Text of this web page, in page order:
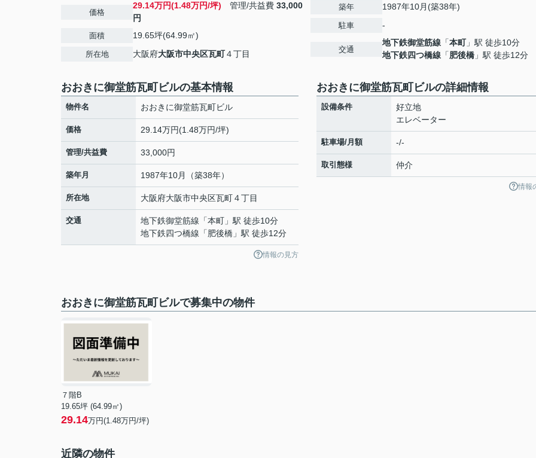
価格
29.14万円(1.48万円/坪) 管理/共益費 33,000
円
面積 19.65坪(64.99㎡)
所在地 大阪府大阪市中央区瓦町４丁目
築年 1987年10月(築38年)
駐車 -
交通
地下鉄御堂筋線 「本町」駅 徒歩10分
地下鉄四つ橋線 「肥後橋 」駅 徒歩12分
おおきに御堂筋瓦町ビルの基本情報
物件名 おおきに御堂筋瓦町ビル
価格 29.14万円(1.48万円/坪)
管理/共益費 33,000円
築年月 1987年10月（築38年）
所在地 大阪府大阪市中央区瓦町４丁目
交通 地下鉄御堂筋線 「本町 」駅 徒歩10分
地下鉄四つ橋線 「 肥後橋 」駅 徒歩12分
情報の見方
おおきに御堂筋瓦町ビルの詳細情報
設備条件
好立地
エレベーター
駐車場/月額 -/-
取引態様 仲介
情報
おおきに御堂筋瓦町ビルで募集中の物件
７階B
19.65坪 (64.99㎡)
29.14万円(1.48万円/坪)
近隣の物件